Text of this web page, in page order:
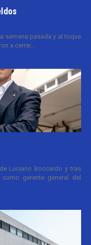
semana pasada y al toque
a cerrar...
Luciano Boccardo y tras
gerente general del